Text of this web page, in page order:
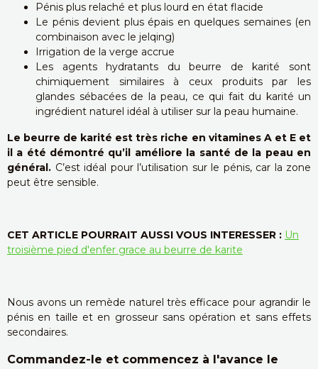
Pénis plus relaché et plus lourd en état flacide
Le pénis devient plus épais en quelques semaines (en
combinaison avec le jelqing)
Irrigation de la verge accrue
Les agents hydratants du beurre de karité sont
chimiquement similaires à ceux produits par les
glandes sébacées de la peau, ce qui fait du karité un
ingrédient naturel idéal à utiliser sur la peau humaine.
Le beurre de karité est très riche en vitamines A et E et
il a été démontré qu’il améliore la santé de la peau en
général. C’est idéal pour l’utilisation sur le pénis, car la zone
peut être sensible.
CET ARTICLE POURRAIT AUSSI VOUS INTERESSER : Un
troisième pied d'enfer grace au beurre de karite
Nous avons un remède naturel très efficace pour agrandir le
pénis en taille et en grosseur sans opération et sans effets
secondaires.
Commandez-le et commencez à l'avance le